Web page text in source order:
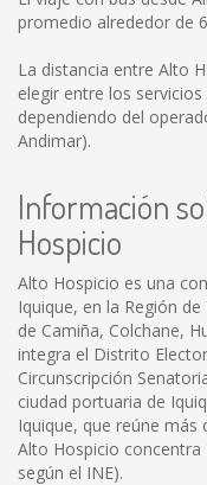
promedio alrededor de
La distancia entre Alto
elegir entre los
dependiendo del
Andimar).
Información
Hospicio
Alto Hospicio es una
Iquique, en la Región
de Camiña, Colchane,
integra el Distrito
Circunscripción
ciudad portuaria de
Iquique, que reúne más
Alto Hospicio
según el INE).